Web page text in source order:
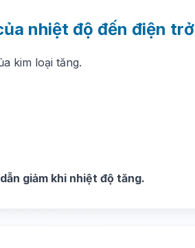
nhiệt độ đến điện trở
kim loại tăng.
giảm khi nhiệt độ tăng.